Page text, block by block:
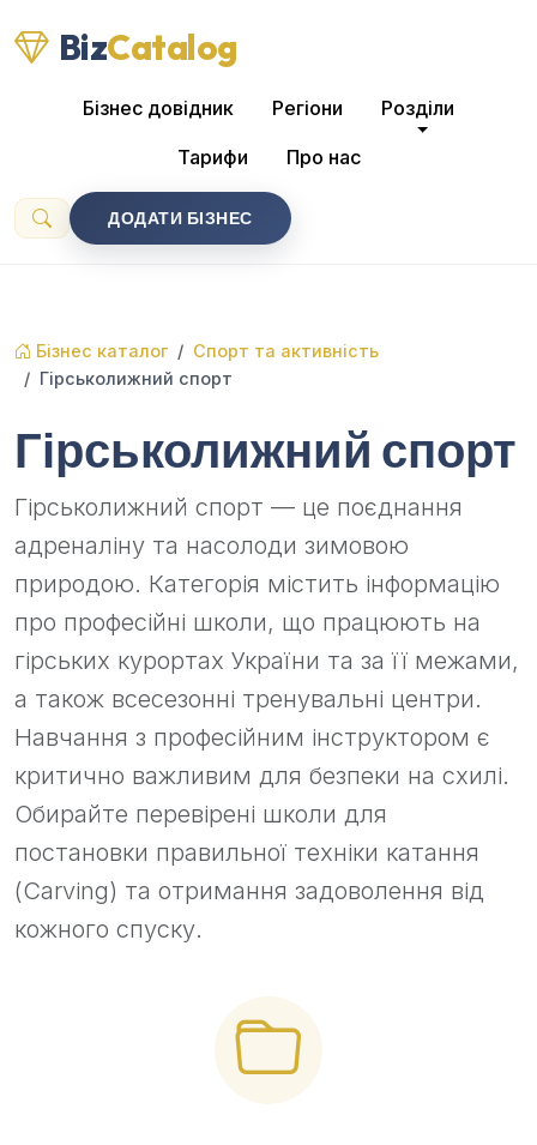
BizCatalog
Бізнес довідник Регіони Розділи
Тарифи Про нас
ДОДАТИ БІЗНЕС
Бізнес каталог
Спорт та активність
Гірськолижний спорт
Гірськолижний спорт
Гірськолижний спорт — це поєднання
адреналіну та насолоди зимовою
природою. Категорія містить інформацію
про професійні школи, що працюють на
гірських курортах України та за її межами,
а також всесезонні тренувальні центри.
Навчання з професійним інструктором є
критично важливим для безпеки на схилі.
Обирайте перевірені школи для
постановки правильної техніки катання
(Carving) та отримання задоволення від
кожного спуску.